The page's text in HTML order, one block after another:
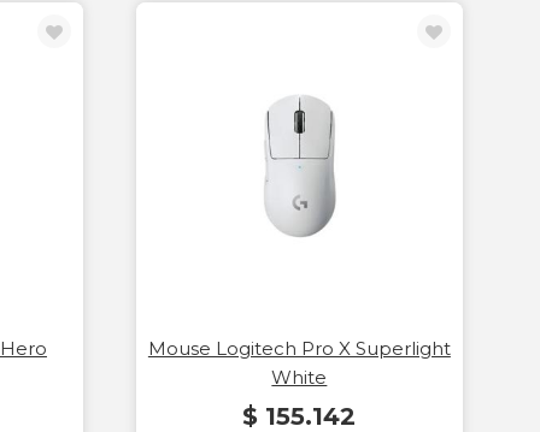
Mouse Logitech Pro X Superlight
White
$ 155.142